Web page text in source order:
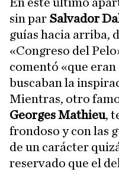
sin par Salvador
guías hacia arriba,
«Congreso del
comentó «que eran
buscaban la
Mientras, otro
Georges Mathieu,
frondoso y con las
de un carácter
reservado que el